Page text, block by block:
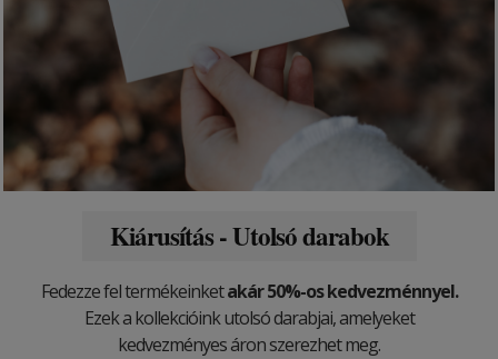
Kiárusítás - Utolsó darabok
Fedezze fel termékeinketakár 50%-os kedvezménnyel.
Ezek a kollekcióink utolsó darabjai, amelyeket
kedvezményes áron szerezhet meg.